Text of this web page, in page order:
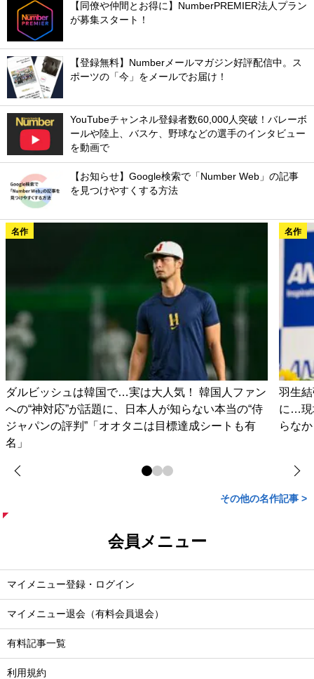
【同僚や仲間とお得に】NumberPREMIER法人プラン
が募集スタート！
【登録無料】Numberメールマガジン好評配信中。ス
ポーツの「今」をメールでお届け！
YouTubeチャンネル登録者数60,000人突破！バレーボ
ールや陸上、バスケ、野球などの選手のインタビュー
を動画で
【お知らせ】Google検索で「Number Web」の記事
を見つけやすくする方法
名作
ダルビッシュは韓国で…実は大人気！ 韓国人ファン
への“神対応”が話題に、日本人が知らない本当の“侍
ジャパンの評判”「オオタニは目標達成シートも有
名」
名作
羽生
に…現
らな
その他の名作記事 >
会員メニュー
マイメニュー登録・ログイン
マイメニュー退会（有料会員退会）
有料記事一覧
利用規約